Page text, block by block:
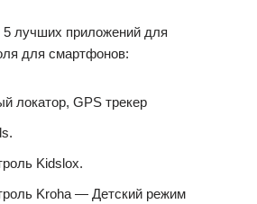
лучших приложений для
для смартфонов:
локатор, GPS трекер
Kidslox.
Kroha — Детский режим